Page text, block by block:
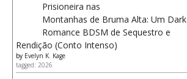
Prisioneira nas
Montanhas de Bruma Alta: Um Dark
Romance BDSM de Sequestro e
Rendição (Conto Intenso)
by Evelyn K. Kage
tagged: 2026